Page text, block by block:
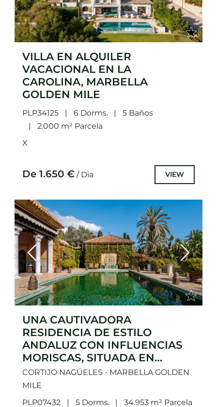
VILLA EN ALQUILER
VACACIONAL EN LA
CAROLINA, MARBELLA
GOLDEN MILE
PLP34125 6 Dorms.
5 Baños
2.000 m² Parcela
X
De 1.650 € / Dia VIEW
Previous Next
UNA CAUTIVADORA
RESIDENCIA DE ESTILO
ANDALUZ CON INFLUENCIAS
MORISCAS, SITUADA EN
NAGÜELES, EN LA
PRESTIGIOSA MILLA DE ORO
CORTIJO NAGÜELES - MARBELLA GOLDEN
MILE
PLP07432
5 Dorms.
34.953 m² Parcela